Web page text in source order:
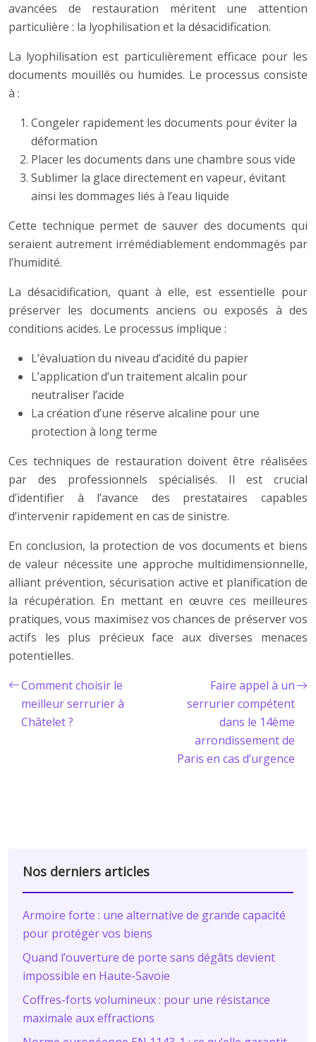
avancées de restauration méritent une attention
particulière : la lyophilisation et la désacidification.
La lyophilisation est particulièrement efficace pour les
documents mouillés ou humides. Le processus consiste
à :
Congeler rapidement les documents pour éviter la
déformation
Placer les documents dans une chambre sous vide
Sublimer la glace directement en vapeur, évitant
ainsi les dommages liés à l’eau liquide
Cette technique permet de sauver des documents qui
seraient autrement irrémédiablement endommagés par
l’humidité.
La désacidification, quant à elle, est essentielle pour
préserver les documents anciens ou exposés à des
conditions acides. Le processus implique :
L’évaluation du niveau d’acidité du papier
L’application d’un traitement alcalin pour
neutraliser l’acide
La création d’une réserve alcaline pour une
protection à long terme
Ces techniques de restauration doivent être réalisées
par des professionnels spécialisés. Il est crucial
d’identifier à l’avance des prestataires capables
d’intervenir rapidement en cas de sinistre.
En conclusion, la protection de vos documents et biens
de valeur nécessite une approche multidimensionnelle,
alliant prévention, sécurisation active et planification de
la récupération. En mettant en œuvre ces meilleures
pratiques, vous maximisez vos chances de préserver vos
actifs les plus précieux face aux diverses menaces
potentielles.
Comment choisir le
meilleur serrurier à
Châtelet ?
Faire appel à un
serrurier compétent
dans le 14ème
arrondissement de
Paris en cas d’urgence
Nos derniers articles
Armoire forte : une alternative de grande capacité
pour protéger vos biens
Quand l’ouverture de porte sans dégâts devient
impossible en Haute-Savoie
Coffres-forts volumineux : pour une résistance
maximale aux effractions